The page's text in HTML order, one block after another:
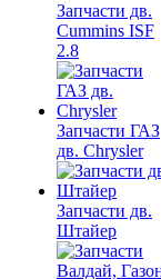
Запчасти дв.
Cummins ISF
2.8
Запчасти ГАЗ
дв. Chrysler
Запчасти дв.
Штайер